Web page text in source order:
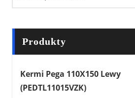
Produkty
Kermi Pega 110X150 Lewy
(PEDTL11015VZK)